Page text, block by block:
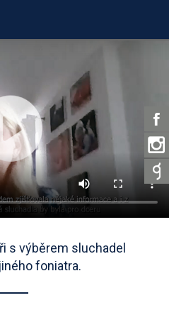
u dětí
s výběrem sluchadel
foniatra.